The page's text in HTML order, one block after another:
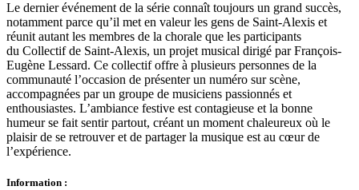
Le dernier événement de la série connaît toujours un grand succès,
notamment parce qu’il met en valeur les gens de Saint-Alexis et
réunit autant les membres de la chorale que les participants
du Collectif de Saint-Alexis, un projet musical dirigé par François-
Eugène Lessard. Ce collectif offre à plusieurs personnes de la
communauté l’occasion de présenter un numéro sur scène,
accompagnées par un groupe de musiciens passionnés et
enthousiastes. L’ambiance festive est contagieuse et la bonne
humeur se fait sentir partout, créant un moment chaleureux où le
plaisir de se retrouver et de partager la musique est au cœur de
l’expérience.
Information :